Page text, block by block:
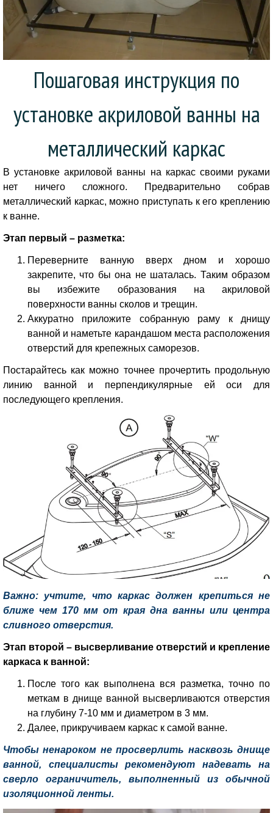
Пошаговая инструкция по
установке акриловой ванны на
металлический каркас
В установке акриловой ванны на каркас своими руками
нет ничего сложного. Предварительно собрав
металлический каркас, можно приступать к его креплению
к ванне.
Этап первый – разметка:
Переверните ванную вверх дном и хорошо
закрепите, что бы она не шаталась. Таким образом
вы избежите образования на акриловой
поверхности ванны сколов и трещин.
Аккуратно приложите собранную раму к днищу
ванной и наметьте карандашом места расположения
отверстий для крепежных саморезов.
Постарайтесь как можно точнее прочертить продольную
линию ванной и перпендикулярные ей оси для
последующего крепления.
Важно: учтите, что каркас должен крепиться не
ближе чем 170 мм от края дна ванны или центра
сливного отверстия.
Этап второй – высверливание отверстий и крепление
каркаса к ванной:
После того как выполнена вся разметка, точно по
меткам в днище ванной высверливаются отверстия
на глубину 7-10 мм и диаметром в 3 мм.
Далее, прикручиваем каркас к самой ванне.
Чтобы ненароком не просверлить насквозь днище
ванной, специалисты рекомендуют надевать на
сверло ограничитель, выполненный из обычной
изоляционной ленты.